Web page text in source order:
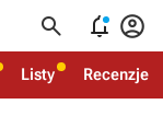
  
Listy Recenzje